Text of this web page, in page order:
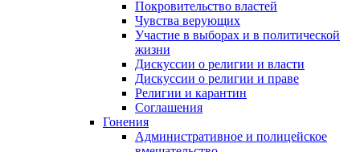
Покровительство властей
Чувства верующих
Участие в выборах и в политической
жизни
Дискуссии о религии и власти
Дискуссии о религии и праве
Религии и карантин
Соглашения
Гонения
Административное и полицейское